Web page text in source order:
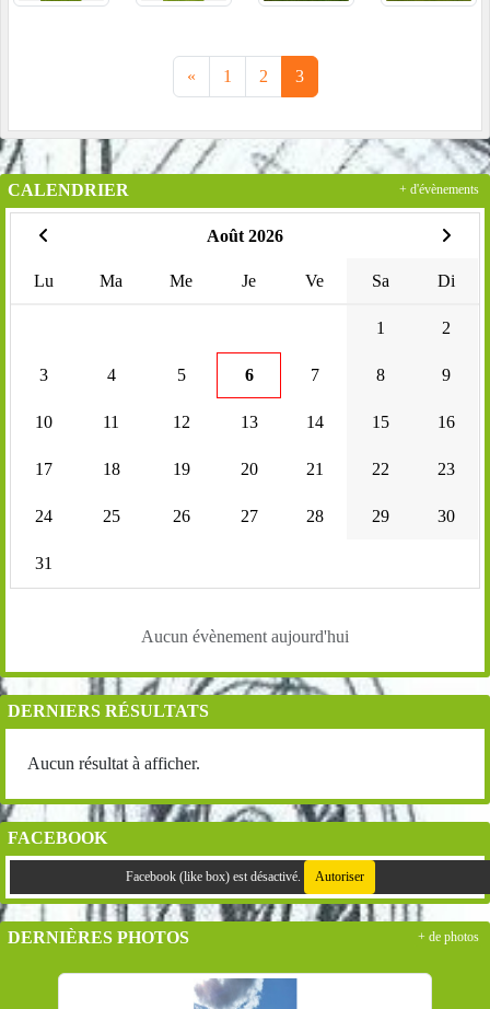
« 1 2 3
CALENDRIER
Août 2026
Lu Ma Me Je Ve Sa Di
1 2
3 4 5 6 7 8 9
10 11 12 13 14 15 16
17 18 19 20 21 22 23
24 25 26 27 28 29 30
31
Aucun évènement aujourd'hui
+ d'évènements
DERNIERS RÉSULTATS
Aucun résultat à afficher.
FACEBOOK
Facebook (like box) est désactivé. Autoriser
DERNIÈRES PHOTOS + de photos